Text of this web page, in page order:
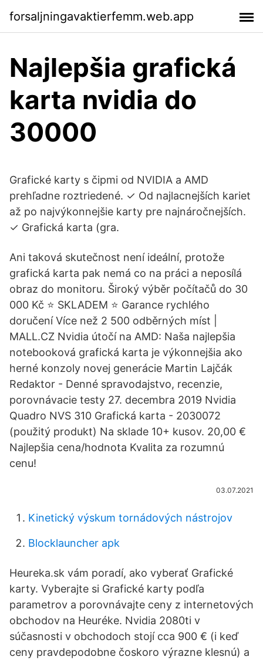
forsaljningavaktierfemm.web.app
Najlepšia grafická
karta nvidia do
30000
Grafické karty s čipmi od NVIDIA a AMD
prehľadne roztriedené. ✓ Od najlacnejších kariet
až po najvýkonnejšie karty pre najnáročnejších.
✓ Grafická karta (gra.
Ani taková skutečnost není ideální, protože
grafická karta pak nemá co na práci a neposílá
obraz do monitoru. Široký výběr počítačů do 30
000 Kč ⭐️ SKLADEM ⭐️ Garance rychlého
doručení Více než 2 500 odběrných míst |
MALL.CZ Nvidia útočí na AMD: Naša najlepšia
notebooková grafická karta je výkonnejšia ako
herné konzoly novej generácie Martin Lajčák
Redaktor - Denné spravodajstvo, recenzie,
porovnávacie testy 27. decembra 2019 Nvidia
Quadro NVS 310 Grafická karta - 2030072
(použitý produkt) Na sklade 10+ kusov. 20,00 €
Najlepšia cena/hodnota Kvalita za rozumnú
cenu!
03.07.2021
Kinetický výskum tornádových nástrojov
Blocklauncher apk
Heureka.sk vám poradí, ako vyberať Grafické
karty. Vyberajte si Grafické karty podľa
parametrov a porovnávajte ceny z internetových
obchodov na Heuréke. Nvidia 2080ti v
súčasnosti v obchodoch stojí cca 900 € (i keď
ceny pravdepodobne čoskoro výrazne klesnú) a